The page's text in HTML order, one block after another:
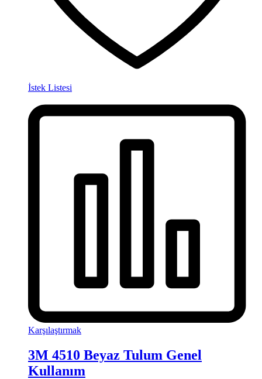
İstek Listesi
Karşılaştırmak
3M 4510 Beyaz Tulum Genel
Kullanım